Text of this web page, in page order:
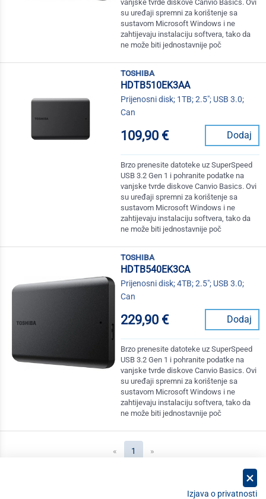
vanjske tvrde diskove Canvio Basics. Ovi
su uređaji spremni za korištenje sa
sustavom Microsoft Windows i ne
zahtijevaju instalaciju softvera, tako da
ne može biti jednostavnije poč
toshiba
HDTB510EK3AA
Prijenosni disk; 1TB; 2.5"; USB 3.0;
Can
109,90 € Dodaj
Brzo prenesite datoteke uz SuperSpeed
USB 3.2 Gen 1 i pohranite podatke na
vanjske tvrde diskove Canvio Basics. Ovi
su uređaji spremni za korištenje sa
sustavom Microsoft Windows i ne
zahtijevaju instalaciju softvera, tako da
ne može biti jednostavnije poč
toshiba
HDTB540EK3CA
Prijenosni disk; 4TB; 2.5"; USB 3.0;
Can
229,90 € Dodaj
Brzo prenesite datoteke uz SuperSpeed
USB 3.2 Gen 1 i pohranite podatke na
vanjske tvrde diskove Canvio Basics. Ovi
su uređaji spremni za korištenje sa
sustavom Microsoft Windows i ne
zahtijevaju instalaciju softvera, tako da
ne može biti jednostavnije poč
« 1 (current)
»
Izjava o privatnosti